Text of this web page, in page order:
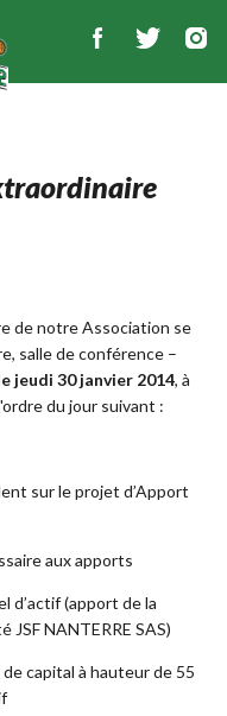
de notre Association se
salle de conférence –
jeudi 30 janvier 2014, à
du jour suivant :
sur le projet d’Apport
aux apports
(apport de la
NANTERRE SAS)
capital à hauteur de 55